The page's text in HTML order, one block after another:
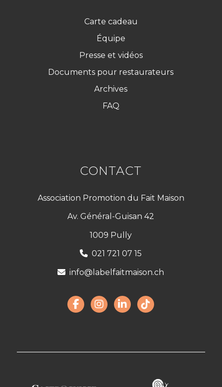
Carte cadeau
Équipe
Presse et vidéos
Documents pour restaurateurs
Archives
FAQ
CONTACT
Association Promotion du Fait Maison
Av. Général-Guisan 42
1009 Pully
021 721 07 15
info@labelfaitmaison.ch